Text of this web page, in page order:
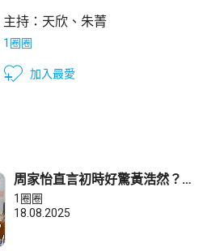
主持： 天欣 、 朱菁
1圈圈
加入最愛
周家怡直言初時好驚黃浩然？歐
鎮灝大讚二人「現代化父母」
1圈圈
18.08.2025